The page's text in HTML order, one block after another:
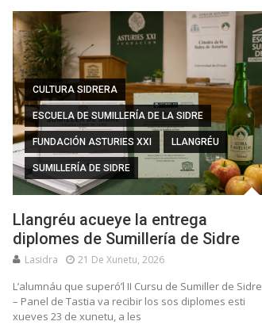
CULTURA SIDRERA
ESCUELA DE SUMILLERÍA DE LA SIDRE
FUNDACIÓN ASTURIES XXI LLANGRÉU
SUMILLERÍA DE SIDRE
Llangréu acueye la entrega
diplomes de Sumillería de Sidre
Lasidra 21 De Xunetu, 2026
L’alumnáu que superó’l II Cursu de Sumiller de Sidre
– Panel de Tastia va recibir los sos diplomes esti
xueves 23 de xunetu, a les